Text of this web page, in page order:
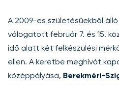
A 2009-es születésűekből álló
válogatott február 7. és 15.
idő alatt két felkészülési
ellen. A keretbe meghívót
középpályása, Berekméri-